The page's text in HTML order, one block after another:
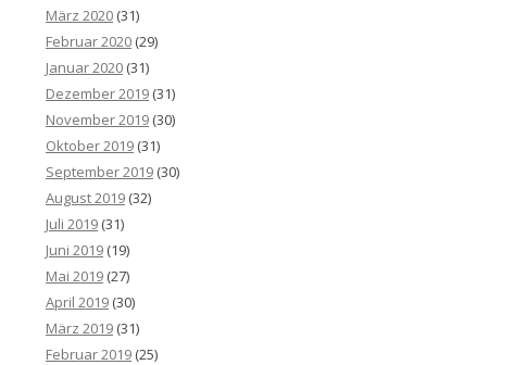
März 2020 (31)
Februar 2020 (29)
Januar 2020 (31)
Dezember 2019 (31)
November 2019 (30)
Oktober 2019 (31)
September 2019 (30)
August 2019 (32)
Juli 2019 (31)
Juni 2019 (19)
Mai 2019 (27)
April 2019 (30)
März 2019 (31)
Februar 2019 (25)